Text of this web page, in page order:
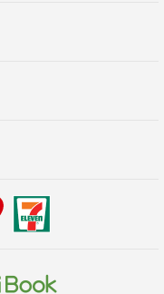
式，最後還有實際的專
苦於程式入手門檻較